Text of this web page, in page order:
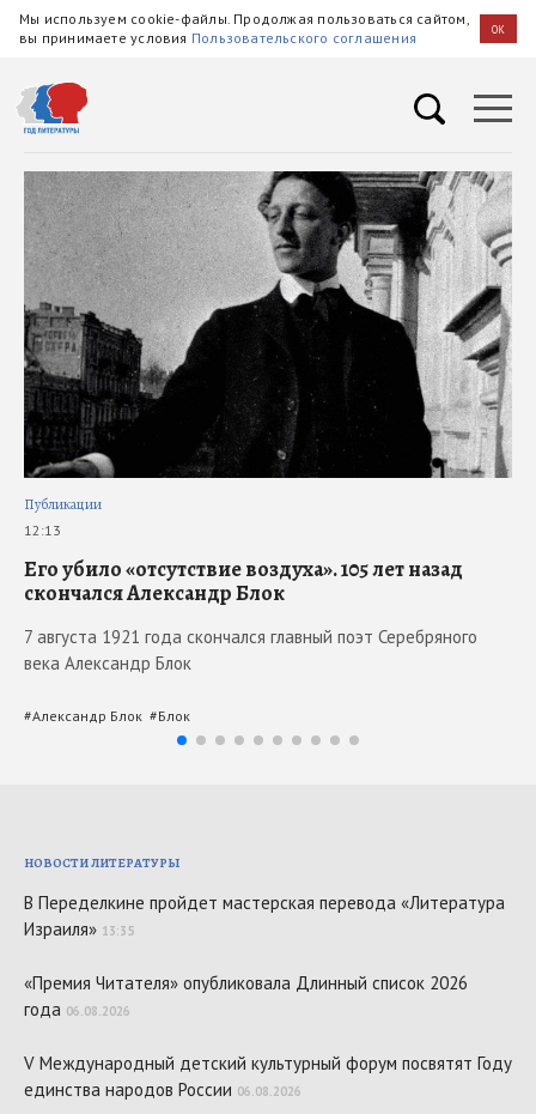
Мы используем cookie-файлы. Продолжая пользоваться сайтом,
вы принимаете условия Пользовательского соглашения OK
Публикации
12:13
Его убило «отсутствие воздуха». 105 лет назад
скончался Александр Блок
7 августа 1921 года скончался главный поэт Серебряного
века Александр Блок
#Александр Блок #Блок
НОВОСТИ ЛИТЕРАТУРЫ
В Переделкине пройдет мастерская перевода «Литература
Израиля» 13:35
«Премия Читателя» опубликовала Длинный список 2026
года 06.08.2026
V Международный детский культурный форум посвятят Году
единства народов России 06.08.2026